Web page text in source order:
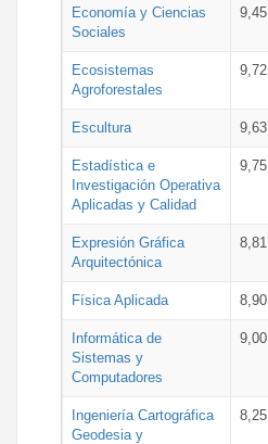
Economía y Ciencias
Sociales
9,45
Ecosistemas
Agroforestales
9,72
Escultura 9,63
Estadística e
Investigación Operativa
Aplicadas y Calidad
9,75
Expresión Gráfica
Arquitectónica
8,81
Física Aplicada 8,90
Informática de
Sistemas y
Computadores
9,00
Ingeniería Cartográfica
Geodesia y
8,25